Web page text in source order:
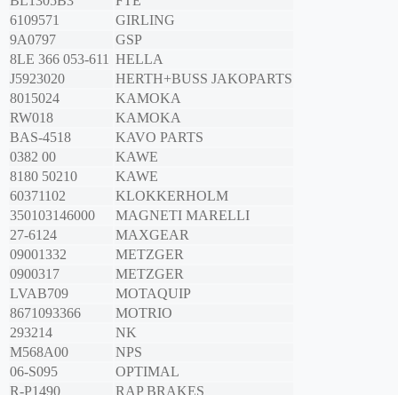
6109571
GIRLING
9A0797
GSP
8LE 366 053-611 HELLA
J5923020
HERTH+BUSS JAKOPARTS
8015024
KAMOKA
RW018
KAMOKA
BAS-4518
KAVO PARTS
0382 00
KAWE
8180 50210
KAWE
60371102
KLOKKERHOLM
350103146000
MAGNETI MARELLI
27-6124
MAXGEAR
09001332
METZGER
0900317
METZGER
LVAB709
MOTAQUIP
8671093366
MOTRIO
293214
NK
M568A00
NPS
06-S095
OPTIMAL
R-P1490
RAP BRAKES